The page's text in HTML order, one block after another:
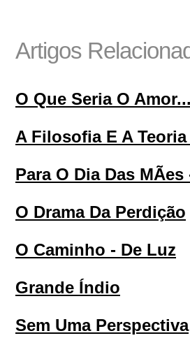
Artigos
O Que Seria O Amor...
A Filosofia E A
Para O Dia Das MÃes
O Drama Da Perdição
O Caminho - De Luz
Grande Índio
Sem Uma Perspectiva